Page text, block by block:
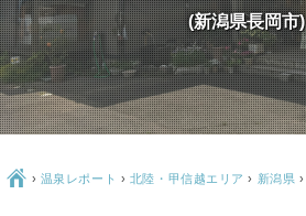
(新潟県長岡市)
Ç › 温泉レポート › 北陸・甲信越エリア › 新潟県 ›